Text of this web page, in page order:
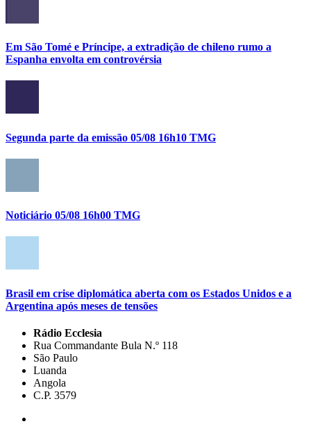
Em São Tomé e Príncipe, a extradição de chileno rumo a
Espanha envolta em controvérsia
Segunda parte da emissão 05/08 16h10 TMG
Noticiário 05/08 16h00 TMG
Brasil em crise diplomática aberta com os Estados Unidos e a
Argentina após meses de tensões
Rádio Ecclesia
Rua Commandante Bula N.º 118
São Paulo
Luanda
Angola
C.P. 3579